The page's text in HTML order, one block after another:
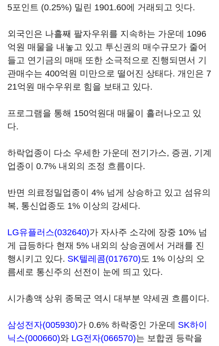
5포인트 (0.25%) 밀린 1901.60에 거래되고 잇다.
외국인은 나흘째 팔자우위를 지속하는 가운데 1096
억원 매물을 내놓고 있고 투신권의 매수규모가 줄어
들고 연기금의 매매 또한 소극적으로 진행되면서 기
관매수는 400억원 미만으로 떨어진 상태다. 개인은 7
21억원 매수우위로 힘을 보태고 있다.
프로그램을 통해 150억원대 매물이 흘러나오고 있
다.
하락업종이 다소 우세한 가운데 전기가스, 증권, 기계
업종이 0.7% 내외의 조정 흐름이다.
반면 의료정밀업종이 4% 넘게 상승하고 있고 섬유의
복, 통신업종도 1% 이상의 강세다.
LG유플러스(032640)가 자사주 소각에 장중 10% 넘
게 급등하다 현재 5% 내외의 상승권에서 거래를 진
행시키고 있다. SK텔레콤(017670)도 1% 이상의 오
름세로 통신주의 선전이 눈에 띄고 있다.
시가총액 상위 종목군 역시 대부분 약세권 흐름이다.
삼성전자(005930)가 0.6% 하락중인 가운데 SK하이
닉스(000660)와 LG전자(066570)는 보합권 등락을